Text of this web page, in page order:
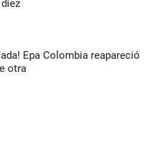
Epa Colombia reapareció
otra